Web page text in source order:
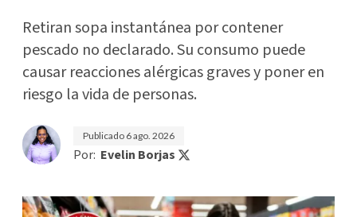
Retiran sopa instantánea por contener
pescado no declarado. Su consumo puede
causar reacciones alérgicas graves y poner en
riesgo la vida de personas.
Publicado 6 ago. 2026
Por: Evelin Borjas